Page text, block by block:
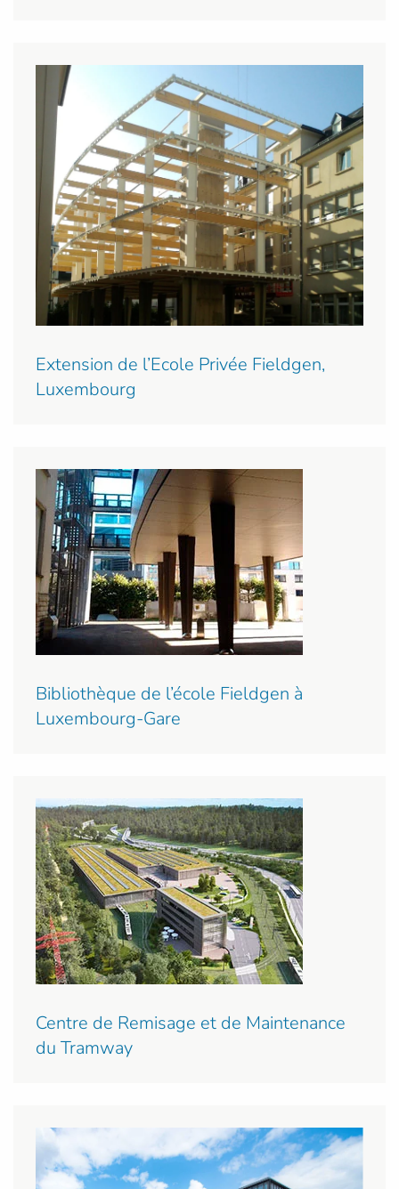
Extension de l’Ecole Privée Fieldgen,
Luxembourg
Bibliothèque de l’école Fieldgen à
Luxembourg-Gare
Centre de Remisage et de Maintenance
du Tramway